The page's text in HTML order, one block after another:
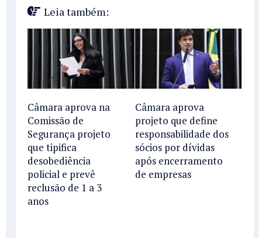
Leia também:
Câmara aprova na
Comissão de
Segurança projeto
que tipifica
desobediência
policial e prevê
reclusão de 1 a 3
anos
Câmara aprova
projeto que define
responsabilidade dos
sócios por dívidas
após encerramento
de empresas